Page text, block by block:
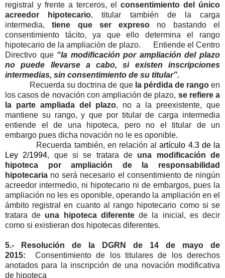
registral y frente a terceros, el consentimiento del único
acreedor hipotecario, titular también de la carga
intermedia,tiene que ser expreso no bastando el
consentimiento tácito, ya que ello determina el rango
hipotecario de la ampliación de plazo.
Entiende el Centro
Directivo que “la modificación por ampliación del plazo
no puede llevarse a cabo, si existen inscripciones
intermedias, sin consentimiento de su titular”.
Recuerda su doctrina de que la pérdida de rangoen
los casos de novación con ampliación de plazo, se refiere a
la parte ampliada del plazo, no a la preexistente, que
mantiene su rango, y que por titular de carga intermedia
entiende el de una hipoteca, pero no el titular de un
embargo pues dicha novación no le es oponible.
Recuerda también, en relación alartículo 4.3 de la
Ley 2/1994, que si se tratara de una modificación de
hipoteca por ampliación de la responsabilidad
hipotecaria no será necesario el consentimiento de ningún
acreedor intermedio, ni hipotecario ni de embargos, pues la
ampliación no les es oponible, operando la ampliación en el
ámbito registral en cuanto al rango hipotecario como si se
tratara de una hipoteca diferentede la inicial, es decir
como si existieran dos hipotecas diferentes.
5.- Resolución de la DGRN de 14 de mayo de
2015:
Consentimiento de los titulares de los derechos
anotados para la inscripción de una novación modificativa
de hipoteca